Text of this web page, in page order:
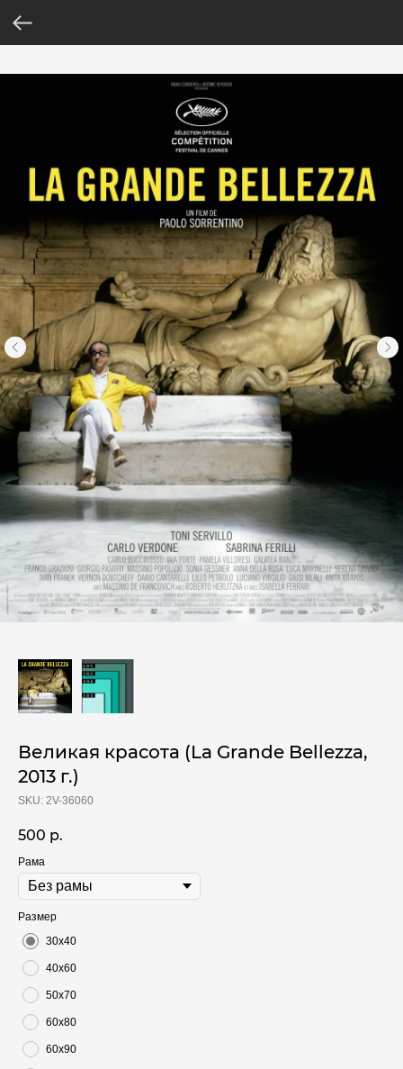
Великая красота (La Grande Bellezza,
2013 г.)
SKU: 2V-36060
500 р.
Рама
Размер
30х40
40х60
50х70
60х80
60х90